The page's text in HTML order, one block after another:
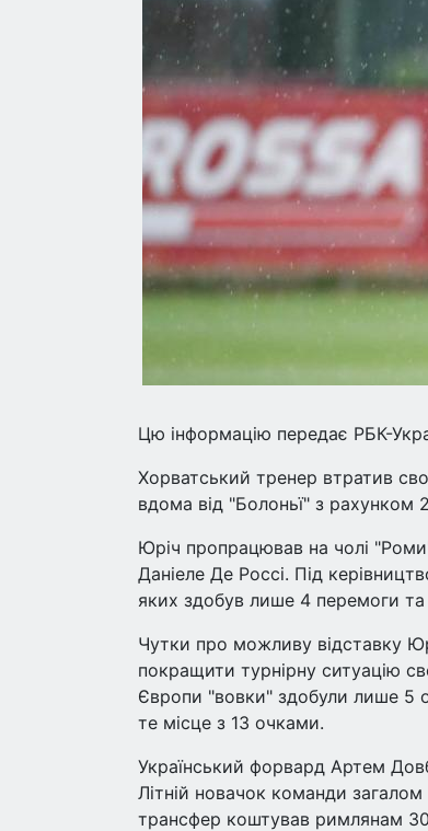
Цю інформацію передає РБК-
Хорватський тренер втратив
вдома від "Болоньї" з рахунком
Юріч пропрацював на чолі
Даніеле Де Россі. Під
яких здобув лише 4 перемоги
Чутки про можливу відставку
покращити турнірну ситуацію
Європи "вовки" здобули лише 5
те місце з 13 очками.
Український форвард Артем
Літній новачок команди
трансфер коштував римлянам